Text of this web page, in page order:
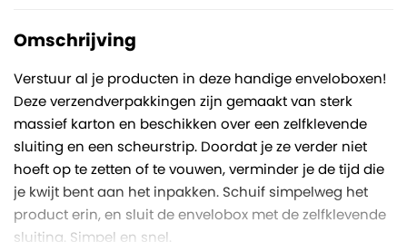
Omschrijving
Verstuur al je producten in deze handige enveloboxen!
Deze verzendverpakkingen zijn gemaakt van sterk
massief karton en beschikken over een zelfklevende
sluiting en een scheurstrip. Doordat je ze verder niet
hoeft op te zetten of te vouwen, verminder je de tijd die
je kwijt bent aan het inpakken. Schuif simpelweg het
product erin, en sluit de envelobox met de zelfklevende
sluiting. Simpel en snel.